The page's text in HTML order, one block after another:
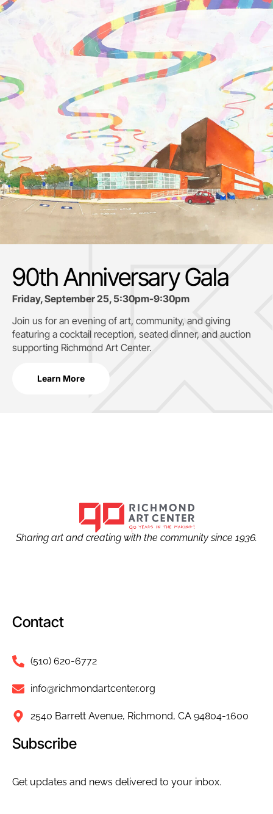
90th Anniversary Gala
Friday, September 25, 5:30pm-9:30pm
Join us for an evening of art, community, and giving
featuring a cocktail reception, seated dinner, and auction
supporting Richmond Art Center.
Learn More
Sharing art and creating with the community since 1936.
Contact
(510) 620-6772
info@richmondartcenter.org
2540 Barrett Avenue, Richmond, CA 94804-1600
Subscribe
Get updates and news delivered to your inbox.